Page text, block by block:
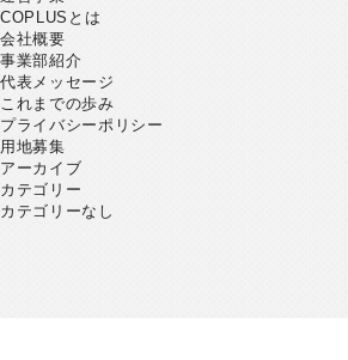
COPLUSとは
会社概要
事業部紹介
代表メッセージ
これまでの歩み
プライバシーポリシー
用地募集
アーカイブ
カテゴリー
カテゴリーなし